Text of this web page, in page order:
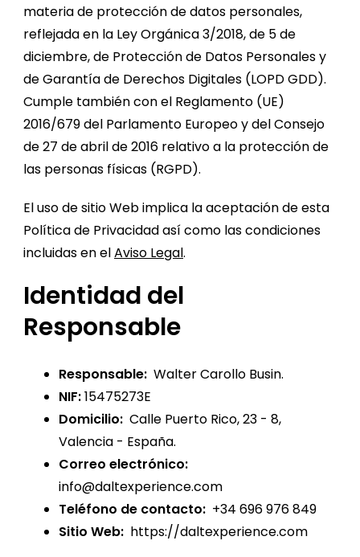
materia de protección de datos personales,
reflejada en la Ley Orgánica 3/2018, de 5 de
diciembre, de Protección de Datos Personales y
de Garantía de Derechos Digitales (LOPD GDD).
Cumple también con el Reglamento (UE)
2016/679 del Parlamento Europeo y del Consejo
de 27 de abril de 2016 relativo a la protección de
las personas físicas (RGPD).
El uso de sitio Web implica la aceptación de esta
Política de Privacidad así como las condiciones
incluidas en elAviso Legal.
Identidad del
Responsable
Responsable: Walter Carollo Busin.
NIF:15475273E
Domicilio: Calle Puerto Rico, 23 - 8,
Valencia - España.
Correo electrónico:
info@daltexperience.com
Teléfono de contacto: +34 696 976 849
Sitio Web: https://daltexperience.com